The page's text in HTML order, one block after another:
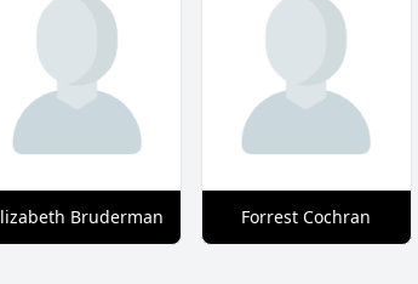
Bruderman Forrest Cochran